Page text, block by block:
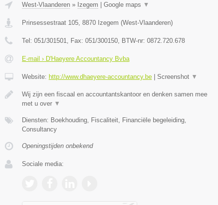
West-Vlaanderen » Izegem | Google maps ▼
Prinsessestraat 105 8870 Izegem (West-Vlaanderen)
Tel: 051/301501 , Fax: 051/300150 , BTW-nr: 0872.720.678
E-mail › D'Haeyere Accountancy Bvba
Website: http://www.dhaeyere-accountancy.be | Screenshot ▼
Wij zijn een fiscaal en accountantskantoor en denken samen mee
met u over ▼
Diensten: Boekhouding, Fiscaliteit, Financiële begeleiding,
Consultancy
Openingstijden onbekend
Sociale media: